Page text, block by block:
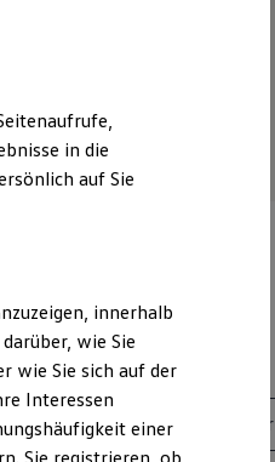
Ansprechpartner
in die
auf Sie
innerhalb
wie Sie
wie Sie sich auf der
Interessen
einer
Sie registrieren, ob